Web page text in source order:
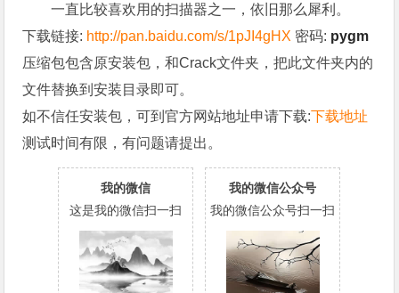
一直比较喜欢用的扫描器之一，依旧那么犀利。
下载链接: http://pan.baidu.com/s/1pJI4gHX 密码: pygm
压缩包包含原安装包，和Crack文件夹，把此文件夹内的
文件替换到安装目录即可。
如不信任安装包，可到官方网站地址申请下载:下载地址
测试时间有限，有问题请提出。
我的微信
这是我的微信扫一扫
我的微信公众号
我的微信公众号扫一扫